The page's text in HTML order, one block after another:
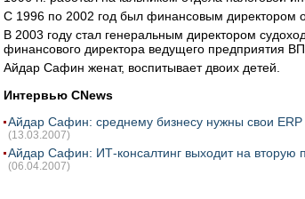
С 1996 по 2002 год был финансовым директором
В 2003 году стал генеральным директором
финансового директора ведущего предприятия
Айдар Сафин женат, воспитывает двоих детей.
Интервью CNews
Айдар Сафин: среднему бизнесу нужны свои ERP
(13.03.2007)
Айдар Сафин: ИТ-консалтинг выходит на вторую
(06.04.2007)